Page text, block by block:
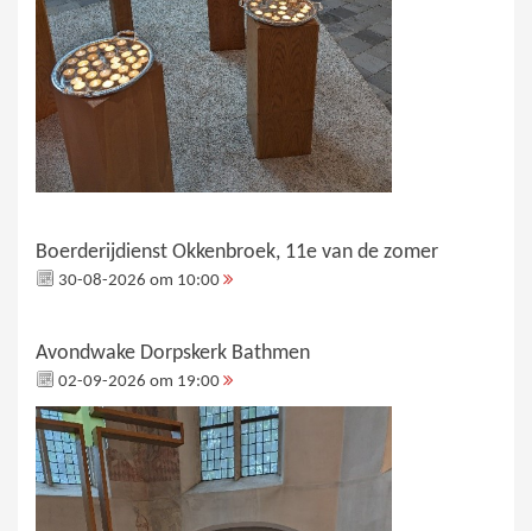
Boerderijdienst Okkenbroek, 11e van de zomer
30-08-2026 om 10:00
Avondwake Dorpskerk Bathmen
02-09-2026 om 19:00